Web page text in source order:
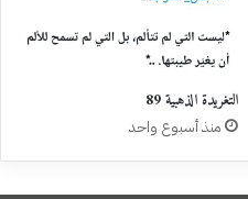
التغريدة الذهبية 89
منذ أسبوع واحد